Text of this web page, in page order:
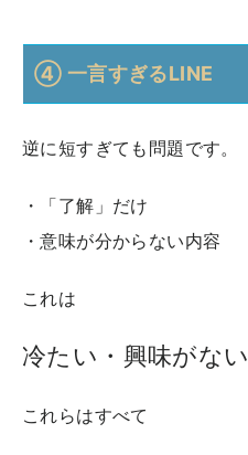
④ 一言すぎるLINE
逆に短すぎても問題です。
・「了解」だけ
・意味が分からない内容
これは
冷たい・興味がない
これらはすべて